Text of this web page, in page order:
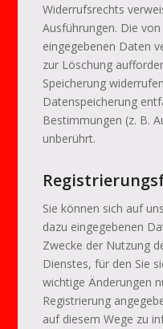
Widerrufsrechts
Ausführungen. Die
eingegebenen Daten
zur Löschung
Speicherung
Datenspeicherung
Bestimmungen (z. B.
unberührt.
Sie können sich auf
dazu eingegebenen
Zwecke der Nutzung
Dienstes, für den Sie
wichtige Änderungen
Registrierung
auf diesem Wege zu